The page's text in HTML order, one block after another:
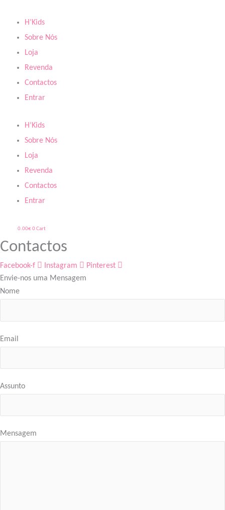
content
H’Kids
Sobre Nós
Loja
Revenda
Contactos
Entrar
H’Kids
Sobre Nós
Loja
Revenda
Contactos
Entrar
0.00€ 0Cart
Contactos
Facebook-f Instagram
Pinterest
Envie-nos uma Mensagem
Nome
Email
Assunto
Mensagem